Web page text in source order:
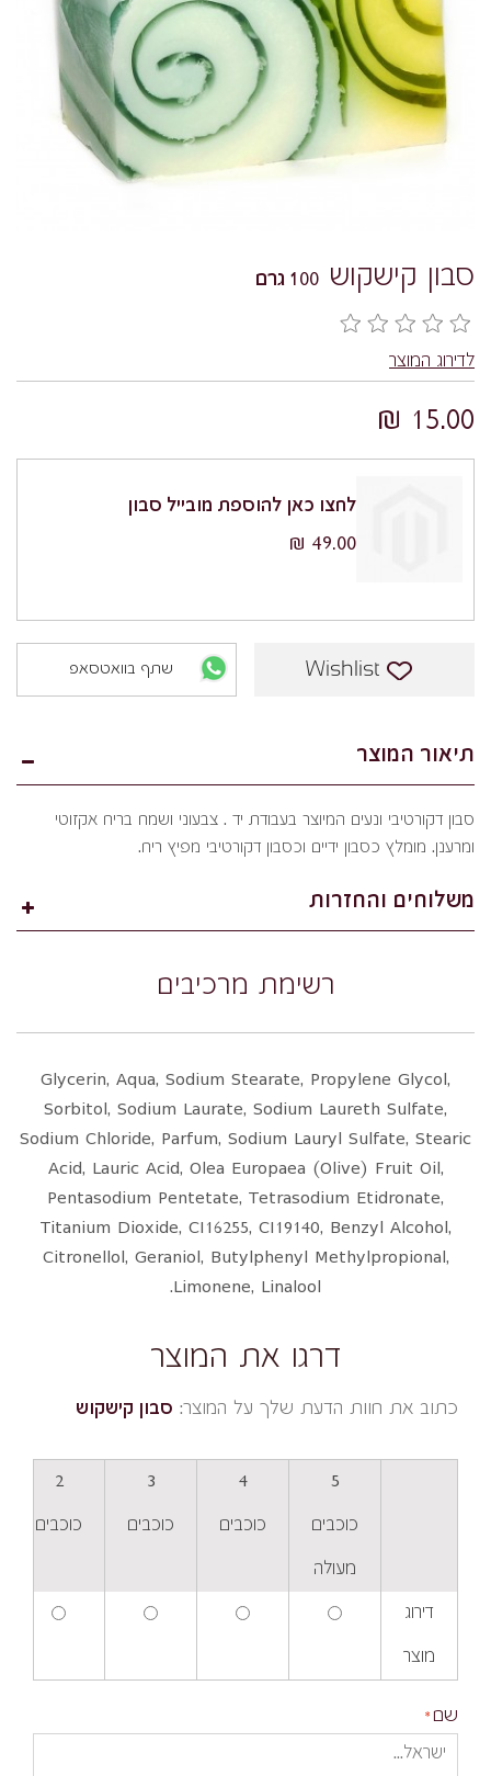
סבון קישקוש 100 גרם
לדירוג המוצר
15.00 ₪
לחצו כאן להוספת מובייל סבון
49.00 ₪
Wishlist שתף בוואטסאפ
תיאור המוצר
סבון דקורטיבי ונעים המיוצר בעבודת יד . צבעוני ושמח בריח אקזוטי
ומרענן. מומלץ כסבון ידיים וכסבון דקורטיבי מפיץ ריח.
משלוחים והחזרות
רשימת מרכיבים
Glycerin, Aqua, Sodium Stearate, Propylene Glycol,
Sorbitol, Sodium Laurate, Sodium Laureth Sulfate,
Sodium Chloride, Parfum, Sodium Lauryl Sulfate, Stearic
Acid, Lauric Acid, Olea Europaea (Olive) Fruit Oil,
Pentasodium Pentetate, Tetrasodium Etidronate,
Titanium Dioxide, CI16255, CI19140, Benzyl Alcohol,
Citronellol, Geraniol, Butylphenyl Methylpropional,
Limonene, Linalool.
דרגו את המוצר
כתוב את חוות הדעת שלך על המוצר: סבון קישקוש
5
כוכבים
מעולה
4
כוכבים
3
כוכבים
2
כוכבים
דירוג
מוצר
שם